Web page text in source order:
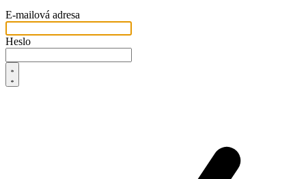
E-mailová adresa
Heslo